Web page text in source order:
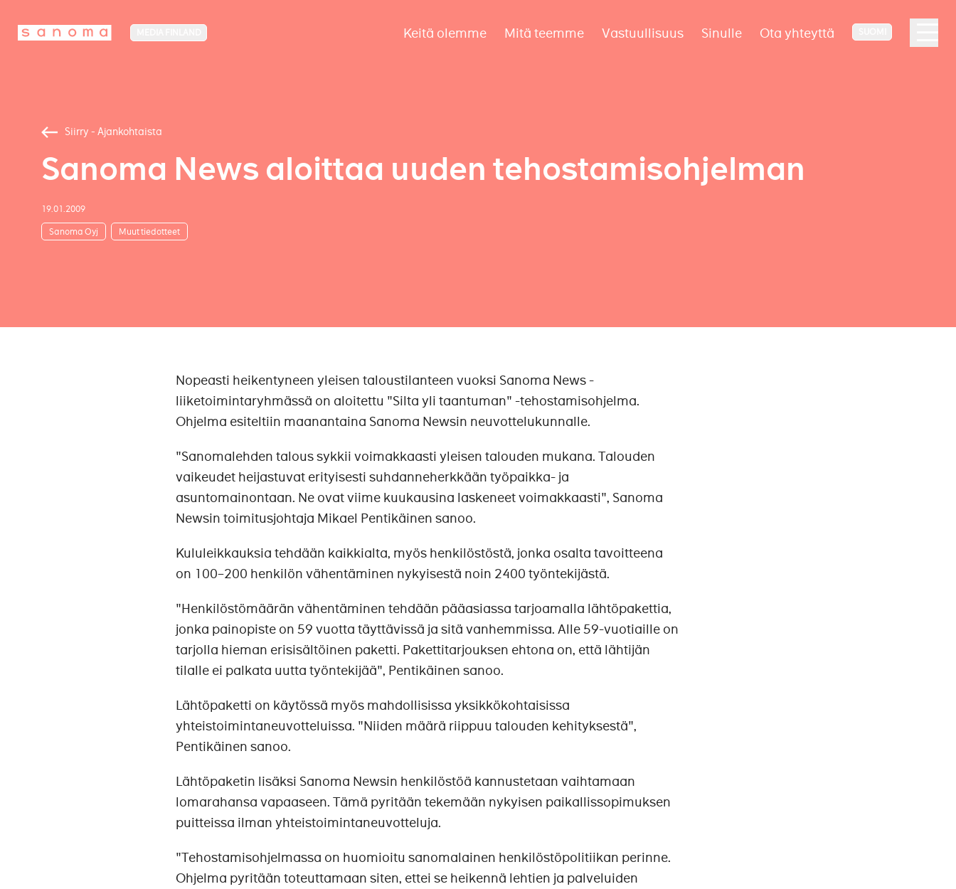
Keitä olemme Mitä teemme Vastuullisuus Sinulle Ota yhteyttä
Siirry - Ajankohtaista
Sanoma News aloittaa uuden tehostamisohjelman
19.01.2009
Sanoma Oyj Muut tiedotteet
Nopeasti heikentyneen yleisen taloustilanteen vuoksi Sanoma News -
liiketoimintaryhmässä on aloitettu "Silta yli taantuman" -tehostamisohjelma.
Ohjelma esiteltiin maanantaina Sanoma Newsin neuvottelukunnalle.
"Sanomalehden talous sykkii voimakkaasti yleisen talouden mukana. Talouden
vaikeudet heijastuvat erityisesti suhdanneherkkään työpaikka- ja
asuntomainontaan. Ne ovat viime kuukausina laskeneet voimakkaasti", Sanoma
Newsin toimitusjohtaja Mikael Pentikäinen sanoo.
Kululeikkauksia tehdään kaikkialta, myös henkilöstöstä, jonka osalta tavoitteena
on 100–200 henkilön vähentäminen nykyisestä noin 2400 työntekijästä.
"Henkilöstömäärän vähentäminen tehdään pääasiassa tarjoamalla lähtöpakettia,
jonka painopiste on 59 vuotta täyttävissä ja sitä vanhemmissa. Alle 59-vuotiaille on
tarjolla hieman erisisältöinen paketti. Pakettitarjouksen ehtona on, että lähtijän
tilalle ei palkata uutta työntekijää", Pentikäinen sanoo.
Lähtöpaketti on käytössä myös mahdollisissa yksikkökohtaisissa
yhteistoimintaneuvotteluissa. "Niiden määrä riippuu talouden kehityksestä",
Pentikäinen sanoo.
Lähtöpaketin lisäksi Sanoma Newsin henkilöstöä kannustetaan vaihtamaan
lomarahansa vapaaseen. Tämä pyritään tekemään nykyisen paikallissopimuksen
puitteissa ilman yhteistoimintaneuvotteluja.
"Tehostamisohjelmassa on huomioitu sanomalainen henkilöstöpolitiikan perinne.
Ohjelma pyritään toteuttamaan siten, ettei se heikennä lehtien ja palveluiden